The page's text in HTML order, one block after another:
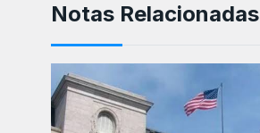
Notas Relacionadas